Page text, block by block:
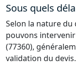
Sous quels
Selon la nature
pouvons
(77360),
validation du devis.